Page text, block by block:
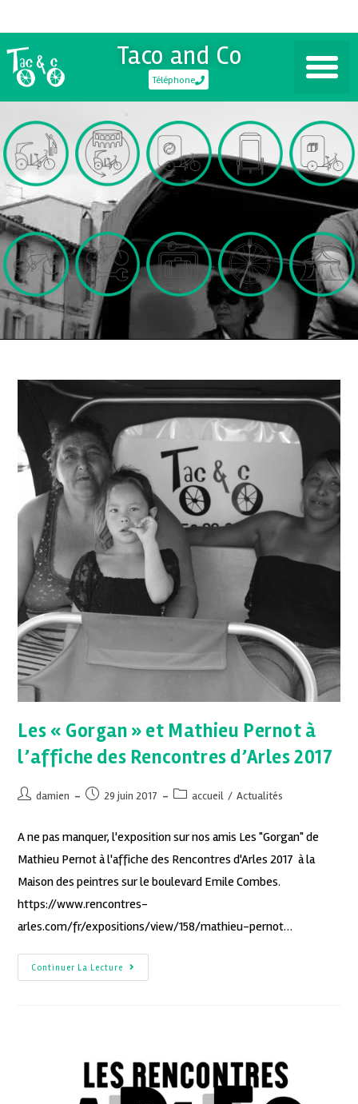
Taco and Co
Téléphone
Les « Gorgan » et Mathieu Pernot à
l’affiche des Rencontres d’Arles 2017
damien 29 juin 2017 accueil / Actualités
A ne pas manquer, l'exposition sur nos amis Les "Gorgan" de
Mathieu Pernot à l'affiche des Rencontres d'Arles 2017 à la
Maison des peintres sur le boulevard Emile Combes.
https://www.rencontres-
arles.com/fr/expositions/view/158/mathieu-pernot…
Continuer La Lecture